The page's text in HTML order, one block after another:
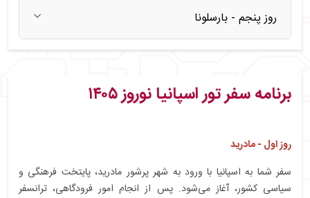
روز پنجم - بارسلونا
برنامه سفر تور اسپانیا نوروز ۱۴۰۵
روز اول - مادرید
سفر شما به اسپانیا با ورود به شهر پرشور مادرید، پایتخت فرهنگی و
سیاسی کشور، آغاز می‌شود. پس از انجام امور فرودگاهی، ترانسفر